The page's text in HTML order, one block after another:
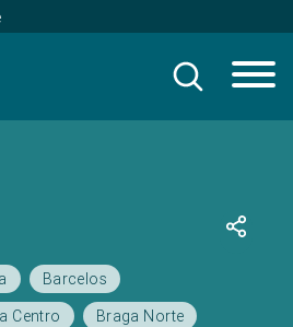
Barcelos
Centro
Braga Norte